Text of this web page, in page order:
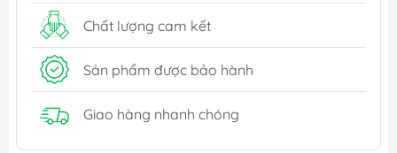
Chất lượng cam kết
Sản phẩm được bảo hành
Giao hàng nhanh chóng